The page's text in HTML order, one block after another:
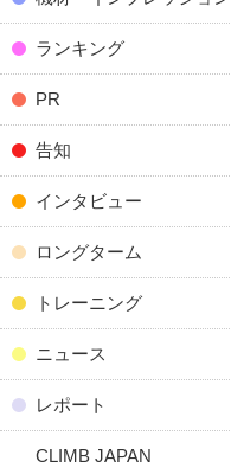
ランキング
PR
告知
インタビュー
ロングターム
トレーニング
ニュース
レポート
CLIMB JAPAN